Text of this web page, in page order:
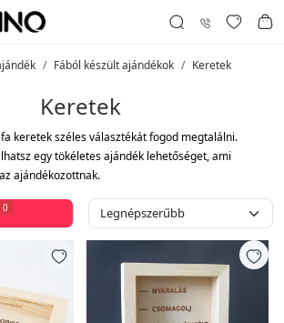
Fából készült ajándékok Keretek
Keretek
keretek széles választékát fogod megtalálni.
egy tökéletes ajándék lehetőséget, ami
ajándékozottnak.
0